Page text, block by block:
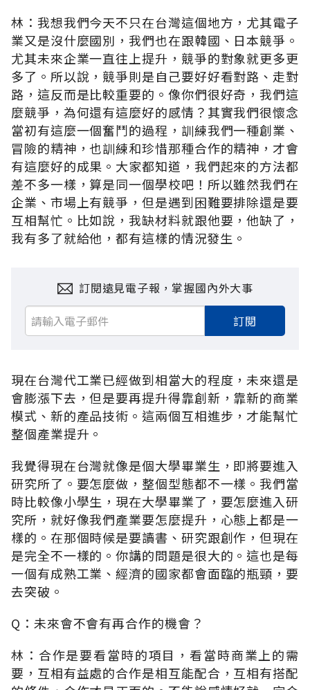
林：我想我們今天不只在台灣這個地方，尤其電子
業又是沒什麼國別，我們也在跟韓國、日本競爭。
尤其未來企業一直往上提升，競爭的對象就更多更
多了。所以說，競爭則是自己要好好看對路、走對
路，這反而是比較重要的。像你們很好奇，我們這
麼競爭，為何還有這麼好的感情？其實我們很懷念
當初有這麼一個奮鬥的過程，訓練我們一種創業、
冒險的精神，也訓練和珍惜那種合作的精神，才會
有這麼好的成果。大家都知道，我們起來的方法都
差不多一樣，算是同一個學校吧！所以雖然我們在
企業、市場上有競爭，但是遇到困難要排除還是要
互相幫忙。比如說，我缺材料就跟他要，他缺了，
我有多了就給他，都有這樣的情況發生。
訂閱遠見電子報，掌握國內外大事
訂閱
現在台灣代工業已經做到相當大的程度，未來還是
會膨漲下去，但是要再提升得靠創新，靠新的商業
模式、新的產品技術。這兩個互相進步，才能幫忙
整個產業提升。
我覺得現在台灣就像是個大學畢業生，即將要進入
研究所了。要怎麼做，整個型態都不一樣。我們當
時比較像小學生，現在大學畢業了，要怎麼進入研
究所，就好像我們產業要怎麼提升，心態上都是一
樣的。在那個時候是要讀書、研究跟創作，但現在
是完全不一樣的。你講的問題是很大的。這也是每
一個有成熟工業、經濟的國家都會面臨的瓶頸，要
去突破。
Q：未來會不會有再合作的機會？
林：合作是要看當時的項目，看當時商業上的需
要，互相有益處的合作是相互能配合，互相有搭配